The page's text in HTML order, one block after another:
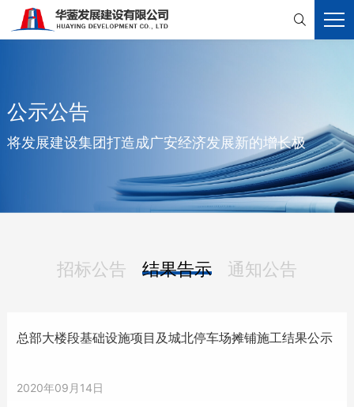

公示公告
将发展建设集团打造成广安经济发展新的增长极
招标公告 结果告示 通知公告
总部大楼段基础设施项目及城北停车场摊铺施工结果公示
2020年09月14日